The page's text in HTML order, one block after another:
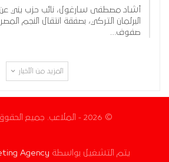
أشاد مصطفى سارغول، نائب حزب يني عن
البرلمان التركي، بصفقة انتقال النجم
صفوف…
المزيد من الأخبار
© 2026 - الملاعب. جميع الحقوق محفوظة.
يتم التشغيل بواسطة Agency